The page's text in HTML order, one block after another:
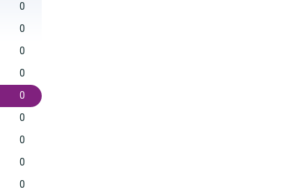
0
0
0
0
0
0
0
0
0